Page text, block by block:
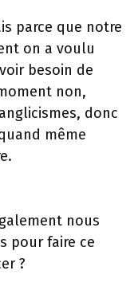
parce que notre
on a voulu
besoin de
non,
donc
même
nous
pour faire ce
?